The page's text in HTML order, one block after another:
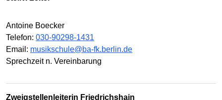
Antoine Boecker
Telefon: 030-90298-1431
Email: musikschule@ba-fk.berlin.de
Sprechzeit n. Vereinbarung
Zweigstellenleiterin Friedrichshain